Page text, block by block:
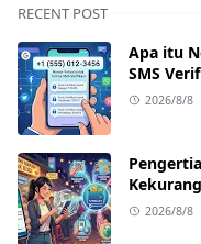
RECENT POST
Apa itu
SMS
2026/8/8
2026/8/8